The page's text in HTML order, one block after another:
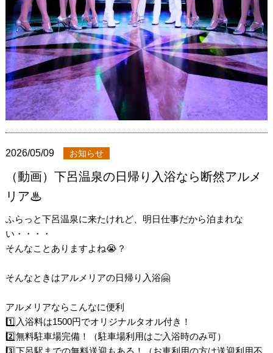
2026/05/09 お知らせ
（動画）下呂温泉の日帰り入浴なら断然アルメ
リア♨
ふらっと下呂温泉に来たけれど、明日仕事だから泊まれな
い・・・・
そんなことありますよね😭？
そんなときはアルメリアの日帰り入浴🤗
アルメリアならこんなに便利
1️⃣入浴料は1500円でオリジナルタオル付き！
2️⃣無料駐車場完備！（駐車場利用はご入浴時のみ可）